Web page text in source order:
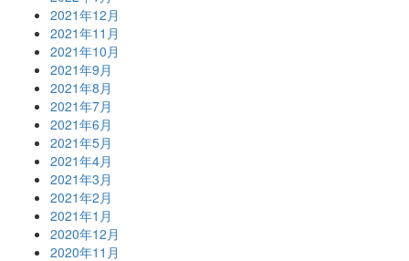
2021年12月
2021年11月
2021年10月
2021年9月
2021年8月
2021年7月
2021年6月
2021年5月
2021年4月
2021年3月
2021年2月
2021年1月
2020年12月
2020年11月